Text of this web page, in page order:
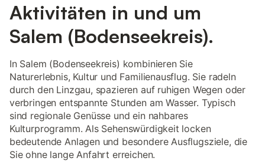
Aktivitäten in und um
Salem (Bodenseekreis).
In Salem (Bodenseekreis) kombinieren Sie
Naturerlebnis, Kultur und Familienausflug. Sie radeln
durch den Linzgau, spazieren auf ruhigen Wegen oder
verbringen entspannte Stunden am Wasser. Typisch
sind regionale Genüsse und ein nahbares
Kulturprogramm. Als Sehenswürdigkeit locken
bedeutende Anlagen und besondere Ausflugsziele, die
Sie ohne lange Anfahrt erreichen.